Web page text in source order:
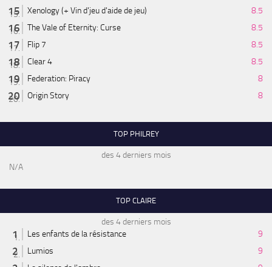
Xenology (+ Vin d'jeu d'aide de jeu)
8.5
The Vale of Eternity: Curse
8.5
Flip 7
8.5
Clear 4
8.5
Federation: Piracy
8
Origin Story
8
TOP PHILREY
des 4 derniers mois
N/A
TOP CLAIRE
des 4 derniers mois
Les enfants de la résistance
9
Lumios
9